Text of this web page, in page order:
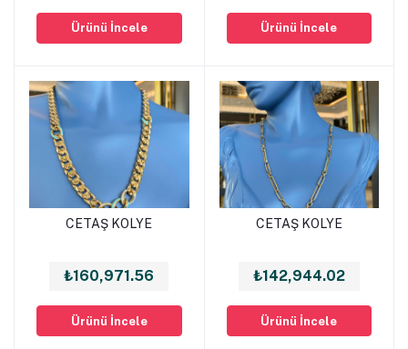
Ürünü İncele Ürünü İncele
Sepete Ekle
CETAŞ KOLYE
₺160,971.56
Ürünü İncele
Sepete Ekle
CETAŞ KOLYE
₺142,944.02
Ürünü İncele